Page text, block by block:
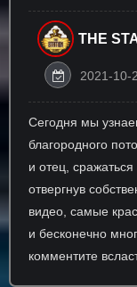
THE
2021-10-
Сегодня мы
благородного
и отец,
отвергнув
видео, самые
и бесконечно
комментите